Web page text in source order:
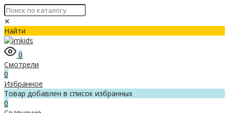
✕
Найти
0
Смотрели
0
Избранное
Товар добавлен в список избранных
0